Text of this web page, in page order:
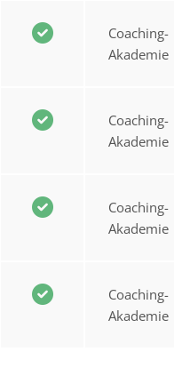
Coaching-
Akademie
Coaching-
Akademie
Coaching-
Akademie
Coaching-
Akademie